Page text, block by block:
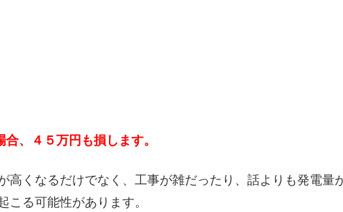
、４５万円も損します。
高くなるだけでなく、工事が雑だったり、話よりも発電量
こる可能性があります。